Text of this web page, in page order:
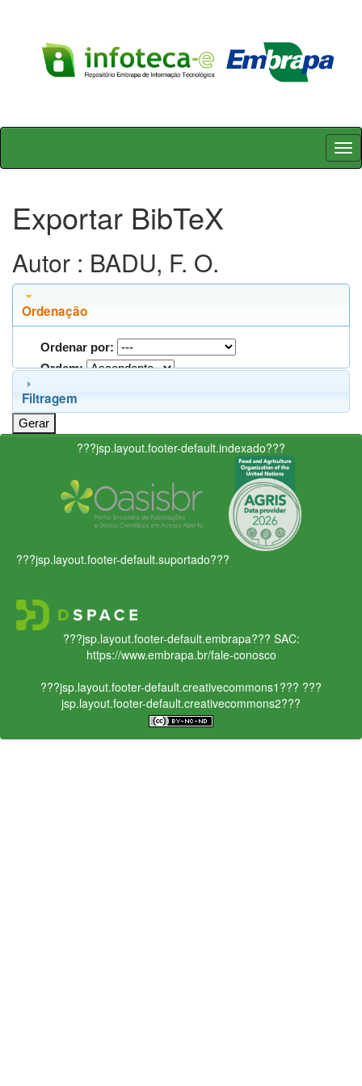
Skip
Exportar BibTeX
Autor : BADU, F. O.
Ordenação
Ordenar por:
Ordem:
Filtragem
???jsp.layout.footer-default.indexado???
???jsp.layout.footer-default.suportado???
???jsp.layout.footer-default.embrapa??? SAC:
https://www.embrapa.br/fale-conosco
???jsp.layout.footer-default.creativecommons1??? ???
jsp.layout.footer-default.creativecommons2???